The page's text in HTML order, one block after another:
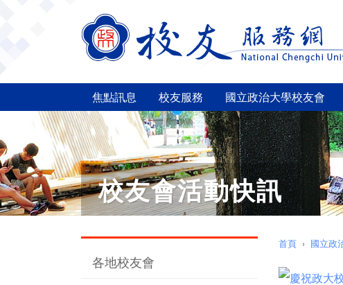
焦點訊息 校友服務 國立政治大學校友會
校友會活動快訊
各地校友會
首頁 國立政